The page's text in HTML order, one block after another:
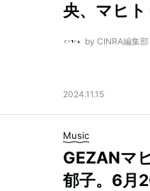
央、マヒ
by CINRA編集部
2024.11.15
Music
GEZANマ
郁子。6月